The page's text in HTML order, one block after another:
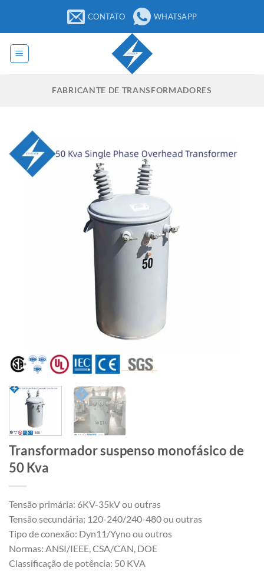
o
conteúdo
CONTATO WHATSAPP
FABRICANTE DE TRANSFORMADORES
Transformador suspenso monofásico de
50 Kva
Tensão primária: 6KV-35kV ou outras
Tensão secundária: 120-240/240-480 ou outras
Tipo de conexão: Dyn11/Yyno ou outros
Normas: ANSI/IEEE, CSA/CAN, DOE
Classificação de potência: 50 KVA